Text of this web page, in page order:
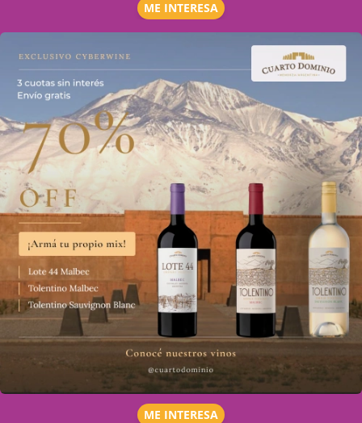
ME INTERESA
ME INTERESA